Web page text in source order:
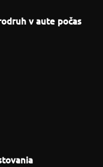
v aute počas